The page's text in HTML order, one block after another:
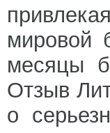
мировой
месяцы
Отзыв
о